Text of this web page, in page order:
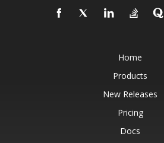
Home
Products
New Releases
Pricing
Docs